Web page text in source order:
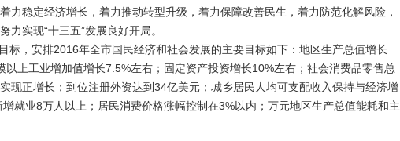
力稳定经济增长，着力推动转型升级，着力保障改善民生，着力防范化解风险，
实现“十三五”发展良好开局。
标，安排2016年全市国民经济和社会发展的主要目标如下：地区生产总值增长
上工业增加值增长7.5%左右；固定资产投资增长10%左右；社会消费品零售总
现正增长；到位注册外资达到34亿美元；城乡居民人均可支配收入保持与经济增
就业8万人以上；居民消费价格涨幅控制在3%以内；万元地区生产总值能耗和主